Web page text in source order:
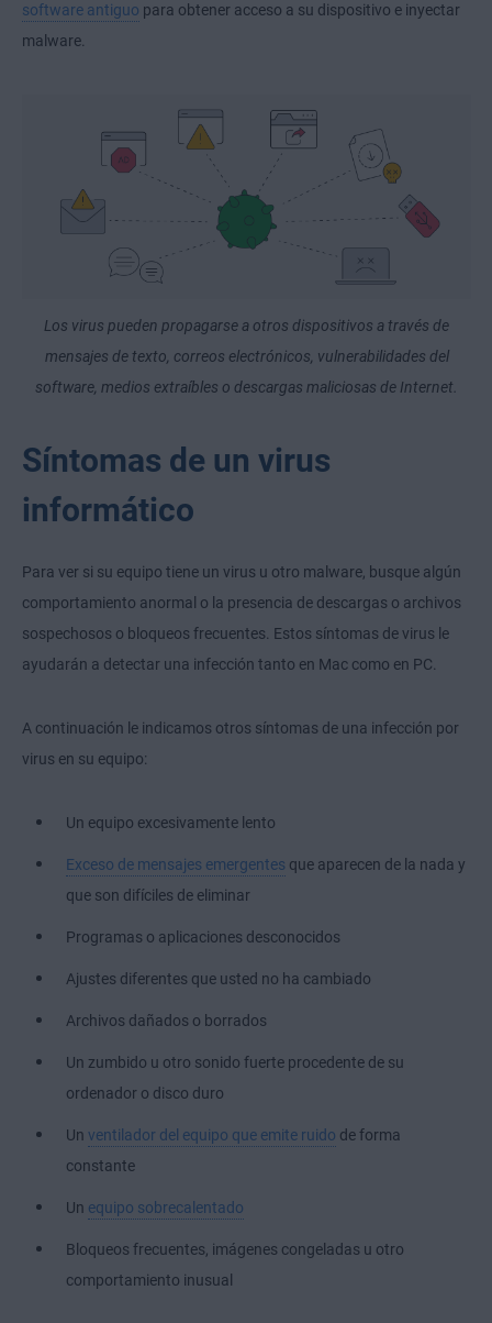
software antiguo para obtener acceso a su dispositivo e inyectar
malware.
Los virus pueden propagarse a otros dispositivos a través de
mensajes de texto, correos electrónicos, vulnerabilidades del
software, medios extraíbles o descargas maliciosas de Internet.
Síntomas de un virus
informático
Para ver si su equipo tiene un virus u otro malware, busque algún
comportamiento anormal o la presencia de descargas o archivos
sospechosos o bloqueos frecuentes. Estos síntomas de virus le
ayudarán a detectar una infección tanto en Mac como en PC.
A continuación le indicamos otros síntomas de una infección por
virus en su equipo:
Un equipo excesivamente lento
Exceso de mensajes emergentes que aparecen de la nada y
que son difíciles de eliminar
Programas o aplicaciones desconocidos
Ajustes diferentes que usted no ha cambiado
Archivos dañados o borrados
Un zumbido u otro sonido fuerte procedente de su
ordenador o disco duro
Un ventilador del equipo que emite ruido de forma
constante
Un equipo sobrecalentado
Bloqueos frecuentes, imágenes congeladas u otro
comportamiento inusual